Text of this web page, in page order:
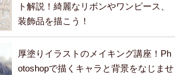
ト解説！綺麗なリボンやワンピース、
装飾品を描こう！
厚塗りイラストのメイキング講座！Ph
otoshopで描くキャラと背景をなじませ